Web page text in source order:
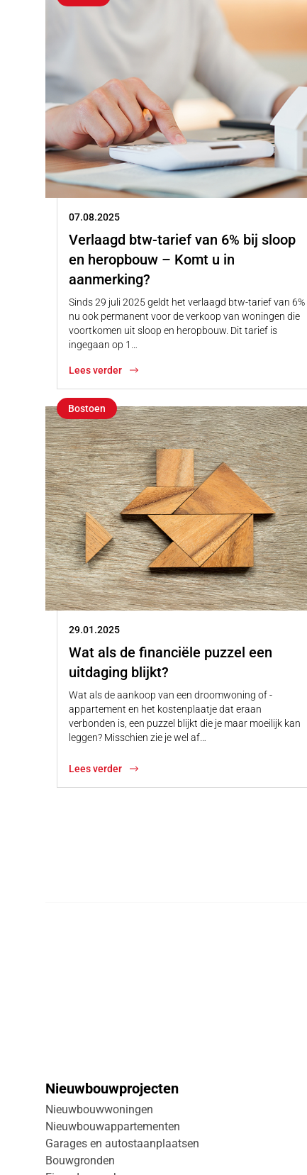
07.08.2025
Verlaagd btw-tarief van 6% bij sloop
en heropbouw – Komt u in
aanmerking?
Sinds 29 juli 2025 geldt het verlaagd btw-tarief van 6%
nu ook permanent voor de verkoop van woningen die
voortkomen uit sloop en heropbouw. Dit tarief is
ingegaan op 1…
Lees verder
Bostoen
29.01.2025
Wat als de financiële puzzel een
uitdaging blijkt?
Wat als de aankoop van een droomwoning of -
appartement en het kostenplaatje dat eraan
verbonden is, een puzzel blijkt die je maar moeilijk kan
leggen? Misschien zie je wel af…
Lees verder
Nieuwbouwprojecten
Nieuwbouwwoningen
Nieuwbouwappartementen
Garages en autostaanplaatsen
Bouwgronden